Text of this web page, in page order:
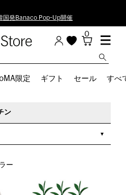
国発Banaco Pop-Up開催
0
限定 ギフト セール すべ
ン
ー